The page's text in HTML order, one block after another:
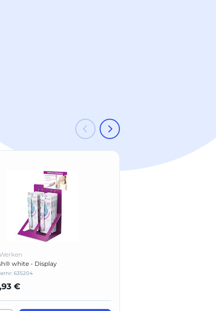
white - Display
635204
€
Neu